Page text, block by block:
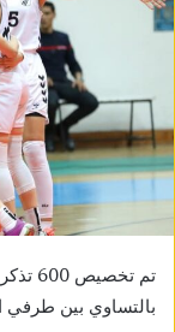
تم
بالتساوي بين طرفي